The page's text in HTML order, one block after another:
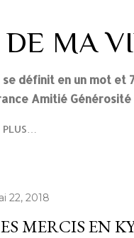
DE MA
définit en un mot et
Amitié
PLUS…
22, 2018
MERCIS EN